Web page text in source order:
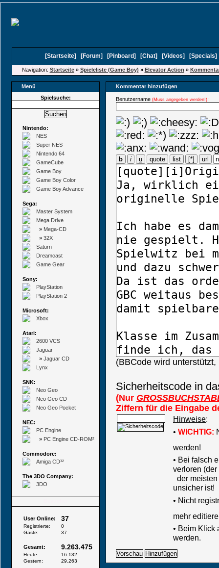
[Startseite] [Forum] [Pinboard] [Chat] [Videos] [Specials
Navigation: Startseite» Spieleliste (Game Boy) » Elevator Action »
Menü
Kommentar hinzufügen
Spielsuche:
Nintendo:
NES
Super NES
Nintendo 64
GameCube
Game Boy
Game Boy Color
Game Boy Advance
Sega:
Master System
Mega Drive
» Mega-CD
» 32X
Saturn
Dreamcast
Game Gear
Sony:
PlayStation
PlayStation 2
Microsoft:
Xbox
Atari:
2600 VCS
Jaguar
» Jaguar CD
Lynx
SNK:
Neo Geo
Neo Geo CD
Neo Geo Pocket
NEC:
PC Engine
» PC Engine CD-ROM²
Commodore:
Amiga CD³²
The 3DO Company:
3DO
User Online: 37
Registrierte:
0
Gäste:
37
Gesamt: 9.263.475
Heute:
16.132
Gestern:
29.263
Benutzername (Muss angegeben werden!):
b i u quote list [*] url
(BBCode wird
Sicherheitscode in
(Nur
Ziffern für die Eingabe
Hinweise:
• WICHTIG:
werden!
• Bei falsch
verloren
der
unsicher ist!
• Nicht
mehr
• Beim Klick
werden.